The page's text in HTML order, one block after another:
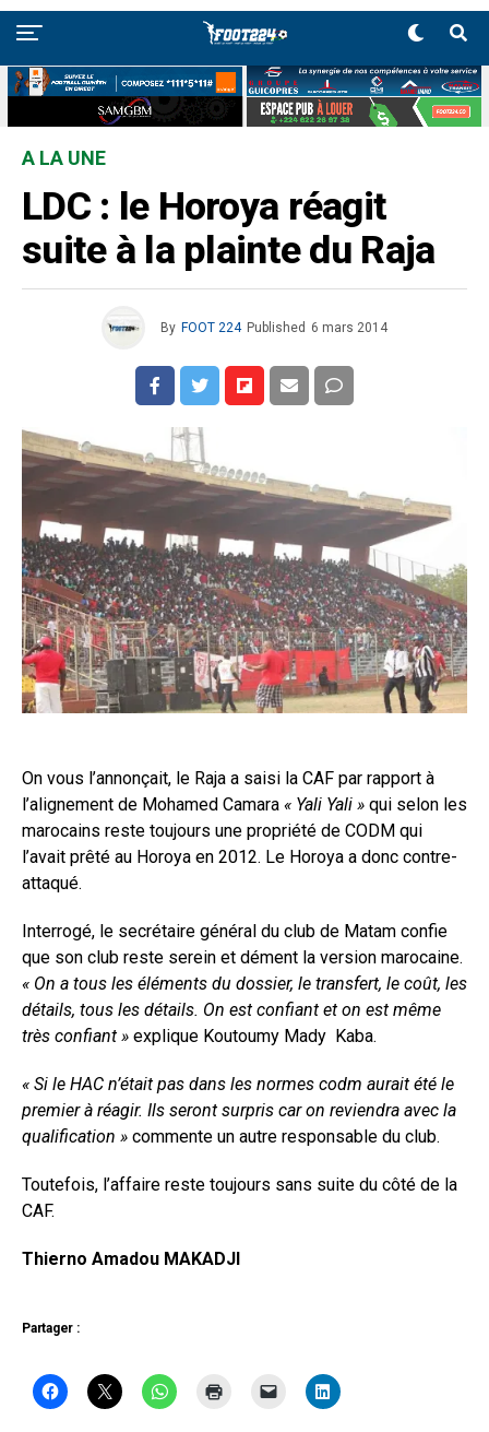
A LA UNE
LDC : le Horoya réagit
suite à la plainte du Raja
By FOOT 224 Published 6 mars 2014
On vous l’annonçait, le Raja a saisi la CAF par rapport à
l’alignement de Mohamed Camara « Yali Yali » qui selon les
marocains reste toujours une propriété de CODM qui
l’avait prêté au Horoya en 2012. Le Horoya a donc contre-
attaqué.
Interrogé, le secrétaire général du club de Matam confie
que son club reste serein et dément la version marocaine.
« On a tous les éléments du dossier, le transfert, le coût, les
détails, tous les détails. On est confiant et on est même
très confiant » explique Koutoumy Mady Kaba.
« Si le HAC n’était pas dans les normes codm aurait été le
premier à réagir. Ils seront surpris car on reviendra avec la
qualification » commente un autre responsable du club.
Toutefois, l’affaire reste toujours sans suite du côté de la
CAF.
Thierno Amadou MAKADJI
Partager :